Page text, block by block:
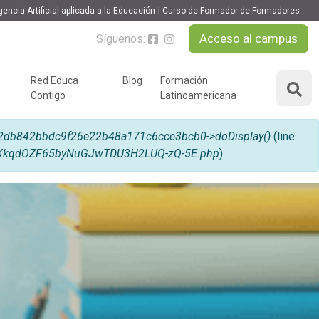
Artificial aplicada a la Educación Curso de Formador de Formadores
Síguenos: Acceso al campus
ÁREAS DE FORMACIÓN
Desarrollo Personal y
Liderazgo
Educación y Docencia
Formación Empresarial
Nuevas Tecnologías y
Tics
Ocio y Tiempo Libre
Red Educa
Contigo
podcast
Blog
Formación
Latinoamericana
>doDisplay() (line
zQ-5E.php).